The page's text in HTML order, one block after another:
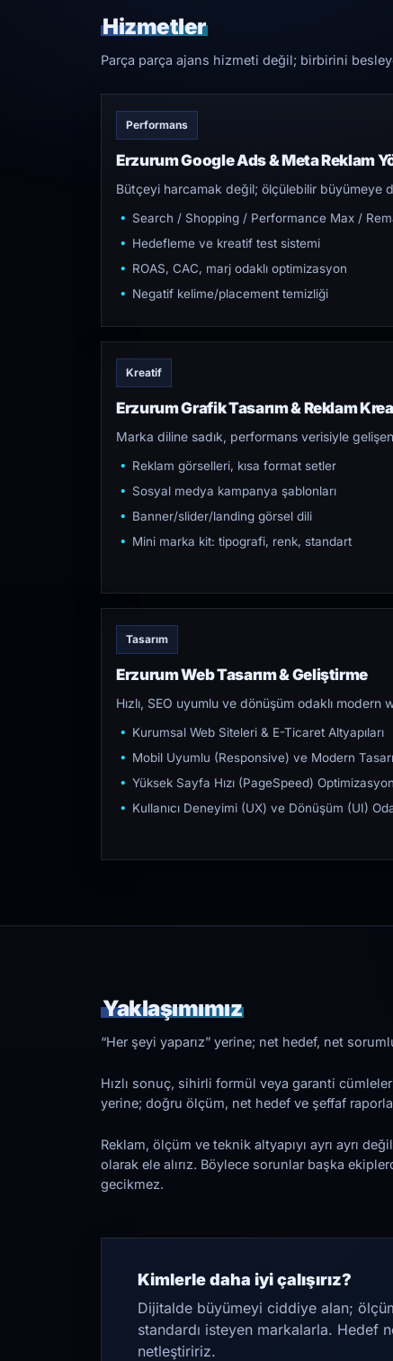
Hizmetler
Parça parça ajans hizmeti değil; birbirini
Performans
Erzurum Google Ads & Meta Reklam
Bütçeyi harcamak değil; ölçülebilir büyümeye
Search / Shopping / Performance Max /
Hedefleme ve kreatif test sistemi
ROAS, CAC, marj odaklı optimizasyon
Negatif kelime/placement temizliği
Kreatif
Erzurum Grafik Tasarım & Reklam
Marka diline sadık, performans verisiyle
Reklam görselleri, kısa format setler
Sosyal medya kampanya şablonları
Banner/slider/landing görsel dili
Mini marka kit: tipografi, renk, standart
Tasarım
Erzurum Web Tasarım & Geliştirme
Hızlı, SEO uyumlu ve dönüşüm odaklı modern
Kurumsal Web Siteleri & E-Ticaret Altyapıları
Mobil Uyumlu (Responsive) ve Modern
Yüksek Sayfa Hızı (PageSpeed)
Kullanıcı Deneyimi (UX) ve Dönüşüm (UI)
Yaklaşımımız
“Her şeyi yaparız” yerine; net hedef, net
Hızlı sonuç, sihirli formül veya garanti
yerine; doğru ölçüm, net hedef ve şeffaf
Reklam, ölçüm ve teknik altyapıyı ayrı ayrı
olarak ele alırız. Böylece sorunlar başka
gecikmez.
Kimlerle daha iyi çalışırız?
Dijitalde büyümeyi ciddiye alan;
standardı isteyen markalarla. Hedef
netleştiririz.